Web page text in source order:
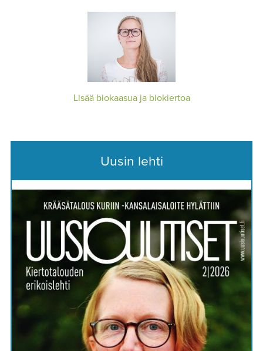
Lisää biokaasua ja biokiertoa
Uusin lehti